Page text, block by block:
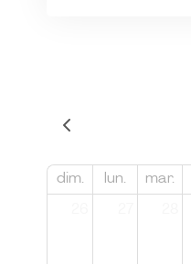
dim. lun. mar.